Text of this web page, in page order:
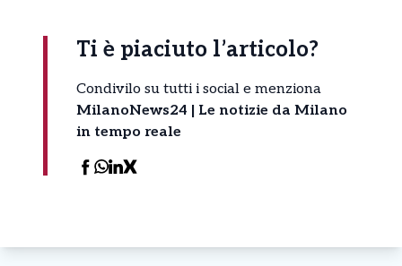
Ti è piaciuto l’articolo?
Condivilo su tutti i social e menziona
MilanoNews24 | Le notizie da Milano
in tempo reale